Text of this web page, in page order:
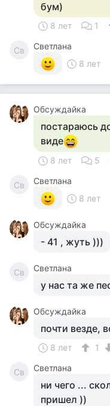
бум)
8 лет 1
Св
Светлана
8 лет
Обсуждайка
постараюсь
виде
8 лет 5
Св
Светлана
8 лет
Обсуждайка
- 41 , жуть )))
Св Светлана
у нас та же
Обсуждайка
почти везде,
8 лет 1
Св Светлана
ни чего ...
пришел ))